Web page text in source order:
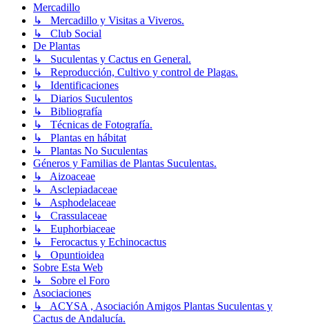
Mercadillo
↳ Mercadillo y Visitas a Viveros.
↳ Club Social
De Plantas
↳ Suculentas y Cactus en General.
↳ Reproducción, Cultivo y control de Plagas.
↳ Identificaciones
↳ Diarios Suculentos
↳ Bibliografía
↳ Técnicas de Fotografía.
↳ Plantas en hábitat
↳ Plantas No Suculentas
Géneros y Familias de Plantas Suculentas.
↳ Aizoaceae
↳ Asclepiadaceae
↳ Asphodelaceae
↳ Crassulaceae
↳ Euphorbiaceae
↳ Ferocactus y Echinocactus
↳ Opuntioidea
Sobre Esta Web
↳ Sobre el Foro
Asociaciones
↳ ACYSA , Asociación Amigos Plantas Suculentas y
Cactus de Andalucía.